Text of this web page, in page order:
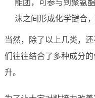
能团，可参与到聚氨
沫之间形成化学键合
当然，除了以上几类，
们往往结合了多种成分
升。